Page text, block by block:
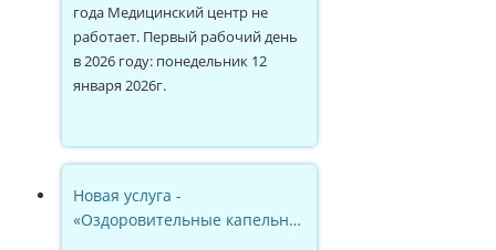
года Медицинский центр не
работает. Первый рабочий день
в 2026 году: понедельник 12
января 2026г.
Новая услуга -
«Оздоровительные капельн…